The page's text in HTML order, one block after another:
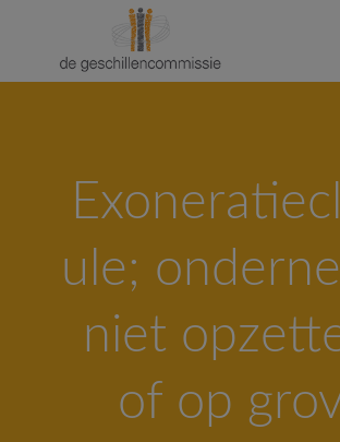
ule;
niet
of op